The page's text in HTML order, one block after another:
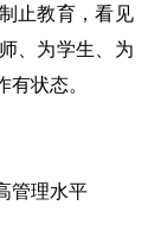
止教育，看见
、为学生、为
状态。
管理水平